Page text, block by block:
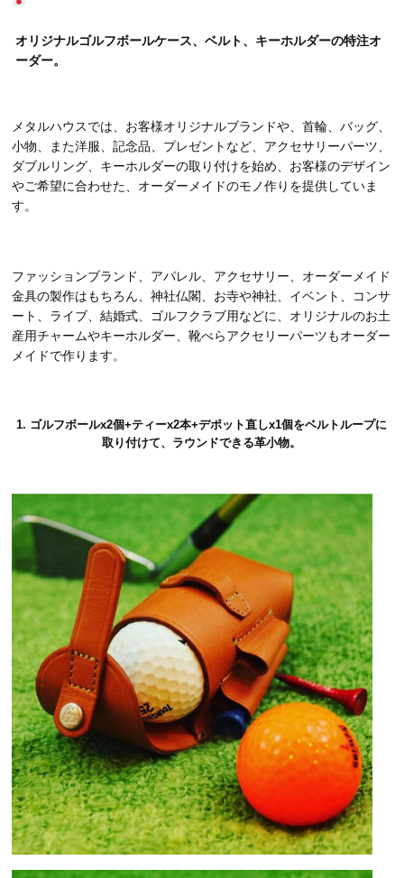
オリジナルゴルフボールケース、ベルト、キーホルダーの特注オ
ーダー。
メタルハウスでは、お客様オリジナルブランドや、首輪、バッグ、
小物、また洋服、記念品、プレゼントなど、アクセサリーパーツ、
ダブルリング、キーホルダーの取り付けを始め、お客様のデザイン
やご希望に合わせた、オーダーメイドのモノ作りを提供していま
す。
ファッションブランド、アパレル、アクセサリー、オーダーメイド
金具の製作はもちろん、神社仏閣、お寺や神社、イベント、コンサ
ート、ライブ、結婚式、ゴルフクラブ用などに、オリジナルのお土
産用チャームやキーホルダー、靴べらアクセリーパーツもオーダー
メイドで作ります。
1. ゴルフボールx2個+ティーx2本+デポット直しx1個をベルトループに
取り付けて、ラウンドできる革小物。